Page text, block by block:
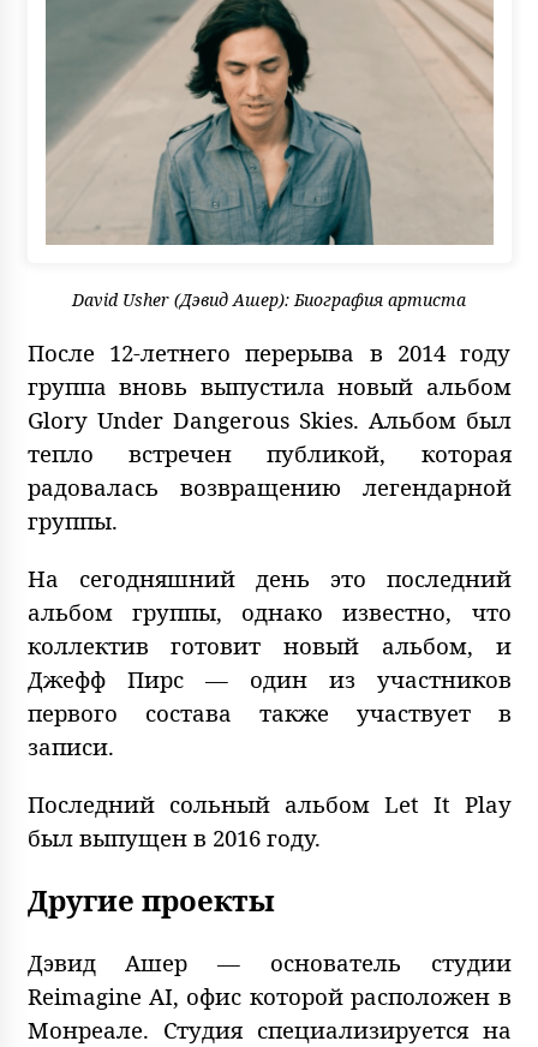
David Usher (Дэвид Ашер): Биография артиста
После 12-летнего перерыва в 2014 году
группа вновь выпустила новый альбом
Glory Under Dangerous Skies. Альбом был
тепло встречен публикой, которая
радовалась возвращению легендарной
группы.
На сегодняшний день это последний
альбом группы, однако известно, что
коллектив готовит новый альбом, и
Джефф Пирс — один из участников
первого состава также участвует в
записи.
Последний сольный альбом Let It Play
был выпущен в 2016 году.
Другие проекты
Дэвид Ашер — основатель студии
Reimagine AI, офис которой расположен в
Монреале. Студия специализируется на